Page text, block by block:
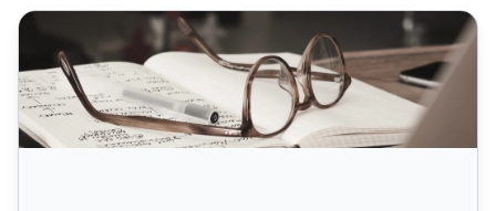
5 cose da ricercare prima di creare una campagna